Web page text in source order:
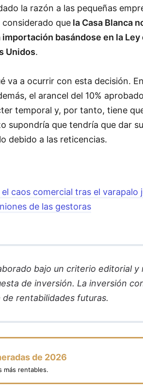
la razón a las pequeñas
quela Casa Blanca
basándose en la
Unidos.
va a ocurrir con esta decisión.
el arancel del 10%
temporal y, por tanto, tiene
supondría que tendría que dar
debido a las reticencias.
caos comercial tras el varapalo
de las gestoras
bajo un criterio editorial y
de inversión. La inversión
rentabilidades futuras.
de 2026
más rentables.